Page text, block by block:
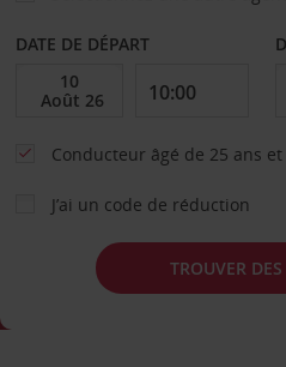
DATE DE DÉPART
Conducteur âgé de 25 ans
J’ai un code de réduction
TROUVER